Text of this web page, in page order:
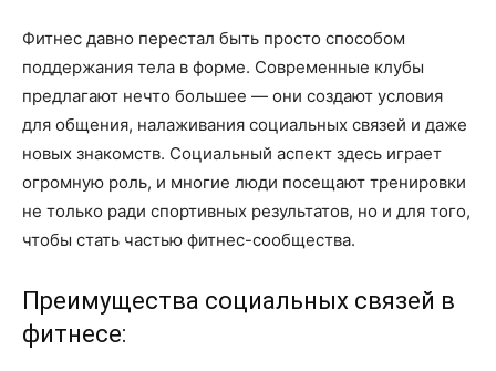
Фитнес давно перестал быть просто способом
поддержания тела в форме. Современные клубы
предлагают нечто большее — они создают условия
для общения, налаживания социальных связей и даже
новых знакомств. Социальный аспект здесь играет
огромную роль, и многие люди посещают тренировки
не только ради спортивных результатов, но и для того,
чтобы стать частью фитнес-сообщества.
Преимущества социальных связей в
фитнесе: